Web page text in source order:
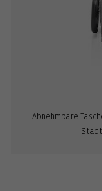
Abnehmbare